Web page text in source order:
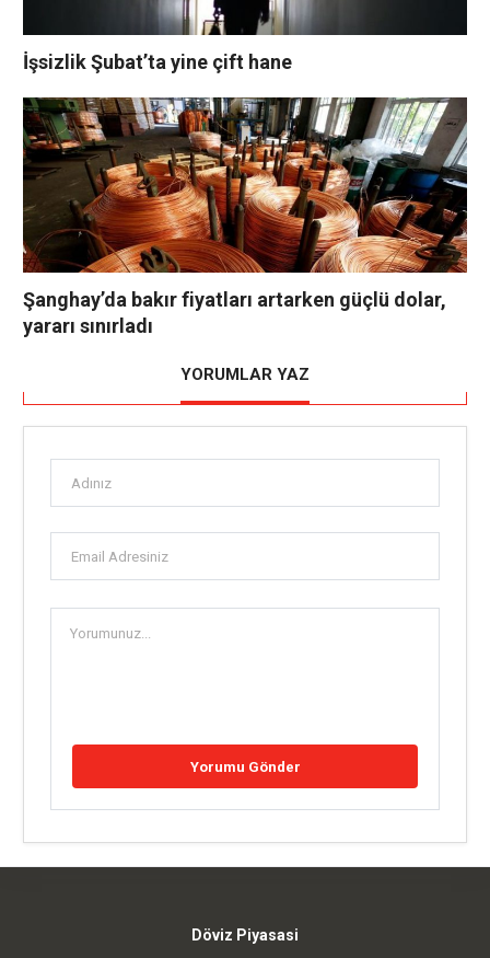
İşsizlik Şubat’ta yine çift hane
Şanghay’da bakır fiyatları artarken güçlü dolar,
yararı sınırladı
YORUMLAR YAZ
Döviz Piyasasi